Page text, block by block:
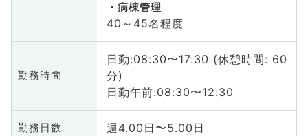
病棟管理
40～45名程度
勤務時間
日勤:08:30〜17:30 (休憩時間: 60
分)
日勤午前:08:30〜12:30
勤務日数 週4.00日〜5.00日